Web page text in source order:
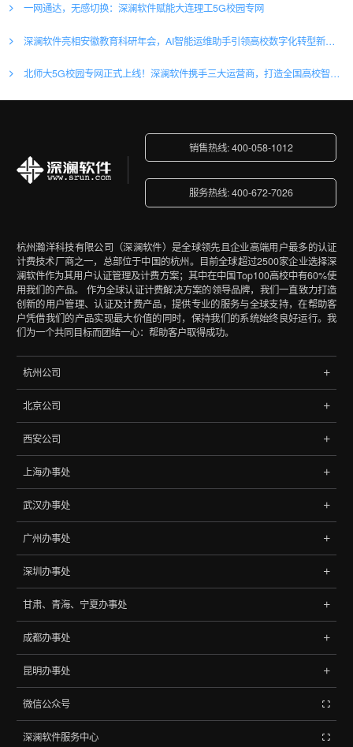
一网通达，无感切换：深澜软件赋能大连理工5G校园专网
深澜软件亮相安徽教育科研年会，AI智能运维助手引领高校数字化转型新浪潮
北师大5G校园专网正式上线！深澜软件携手三大运营商，打造全国高校智慧网络新标杆
销售热线: 400-058-1012
服务热线: 400-672-7026
杭州瀚洋科技有限公司（深澜软件）是全球领先且企业高端用户最多的认证
计费技术厂商之一，总部位于中国的杭州。目前全球超过2500家企业选择深
澜软件作为其用户认证管理及计费方案；其中在中国Top100高校中有60%使
用我们的产品。 作为全球认证计费解决方案的领导品牌，我们一直致力打造
创新的用户管理、认证及计费产品，提供专业的服务与全球支持，在帮助客
户凭借我们的产品实现最大价值的同时，保持我们的系统始终良好运行。我
们为一个共同目标而团结一心：帮助客户取得成功。
杭州公司
浙江，中国
电话:
北京公司
北京，中国
电话:010-68060048
西安公司
西安，中国
上海办事处
上海，中国
武汉办事处
武汉，中国
广州办事处
广州，中国
深圳办事处
深圳，中国
甘肃、青海、宁夏办事处
甘肃，中国
成都办事处
成都，中国
昆明办事处
昆明，中国
微信公众号
深澜软件服务中心